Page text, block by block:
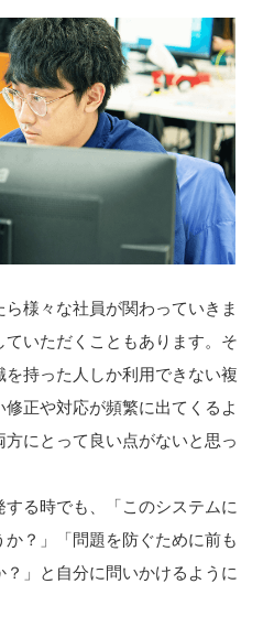
様々な社員が関わっていきま
いただくこともあります。そ
持った人しか利用できない複
正や対応が頻繁に出てくるよ
にとって良い点がないと思っ
る時でも、「このシステムに
？」「問題を防ぐために前も
」と自分に問いかけるように